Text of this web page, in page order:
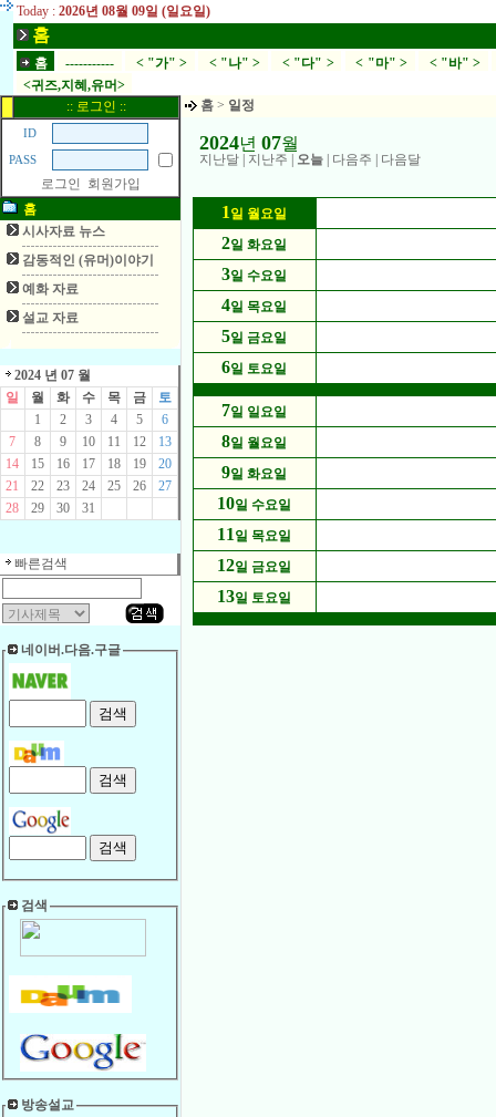
Today : 2026년 08월 09일 (일요일)
홈
홈 ----------- < "가" > < "나" > < "다" > < "마" > < "바" >
<귀즈,지혜,유머>
:: 로그인 ::
ID
PASS
로그인
회원가입
홈
시사자료 뉴스
감동적인 (유머)이야기
예화 자료
설교 자료
2024 년 07 월
일
월 화 수 목 금
토
1
2 3 4 5
6
7
8 9 10 11 12
13
14
15 16 17 18 19
20
21
22 23 24 25 26
27
28
29 30 31
빠른검색
네이버.다음.구글
검색
방송설교
홈 > 일정
2024년 07월
지난달 지난주 오늘 다음주 다음달
1 일 월요일
2일 화요일
3일 수요일
4일 목요일
5일 금요일
6일 토요일
7일 일요일
8일 월요일
9일 화요일
10일 수요일
11 일 목요일
12일 금요일
13일 토요일